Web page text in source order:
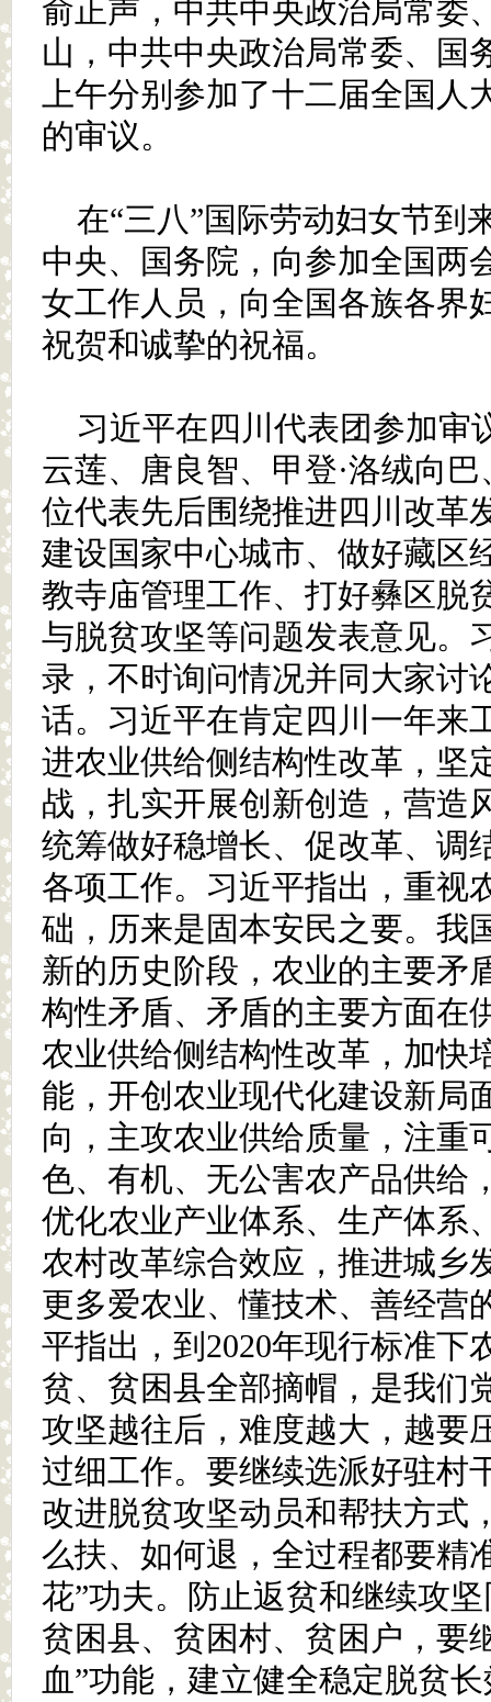
俞正声，中共中央政治局常委
山，中共中央政治局常委、国
上午分别参加了十二届全国人
的审议。
在“三八”国际劳动妇女节到
中央、国务院，向参加全国两
女工作人员，向全国各族各界
祝贺和诚挚的祝福。
习近平在四川代表团参加审
云莲、唐良智、甲登·洛绒向
位代表先后围绕推进四川改革
建设国家中心城市、做好藏区
教寺庙管理工作、打好彝区脱
与脱贫攻坚等问题发表意见。
录，不时询问情况并同大家讨
话。习近平在肯定四川一年来
进农业供给侧结构性改革，坚
战，扎实开展创新创造，营造
统筹做好稳增长、促改革、调
各项工作。习近平指出，重视
础，历来是固本安民之要。我
新的历史阶段，农业的主要矛
构性矛盾、矛盾的主要方面在
农业供给侧结构性改革，加快
能，开创农业现代化建设新局
向，主攻农业供给质量，注重
色、有机、无公害农产品供给
优化农业产业体系、生产体系
农村改革综合效应，推进城乡
更多爱农业、懂技术、善经营
平指出，到2020年现行标准下
贫、贫困县全部摘帽，是我们
攻坚越往后，难度越大，越要
过细工作。要继续选派好驻村
改进脱贫攻坚动员和帮扶方式
么扶、如何退，全过程都要精
花”功夫。防止返贫和继续攻
贫困县、贫困村、贫困户，要
血”功能，建立健全稳定脱贫